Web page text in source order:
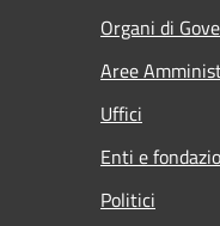
Organi di
Aree
Uffici
Enti e
Politici